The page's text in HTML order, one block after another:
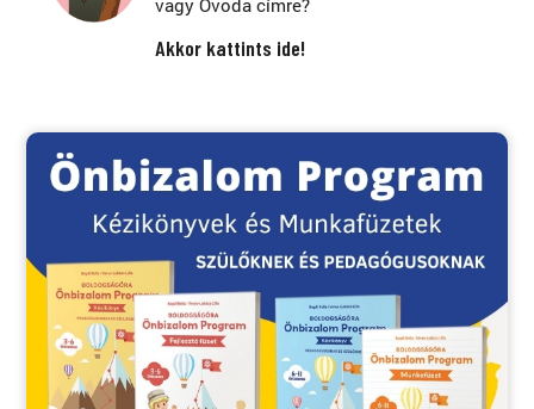
vagy Óvoda címre?
Akkor kattints ide!